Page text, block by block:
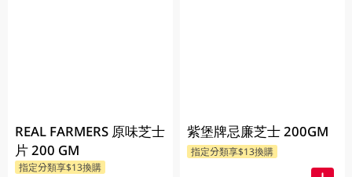
REAL FARMERS 原味芝士
片 200 GM
指定分類享$13換購
紫堡牌忌廉芝士 200GM
指定分類享$13換購